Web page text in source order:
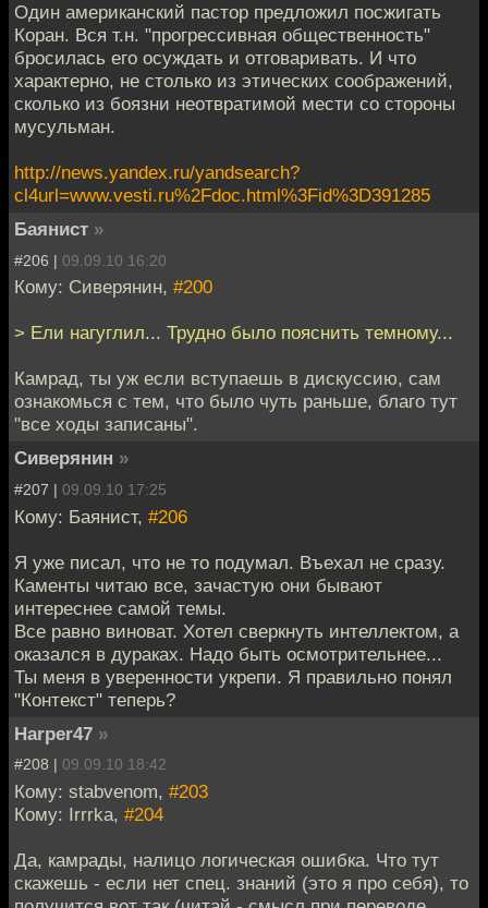
Один американский пастор предложил посжигать
Коран. Вся т.н. "прогрессивная общественность"
бросилась его осуждать и отговаривать. И что
характерно, не столько из этических соображений,
сколько из боязни неотвратимой мести со стороны
мусульман.
http://news.yandex.ru/yandsearch?
cl4url=www.vesti.ru%2Fdoc.html%3Fid%3D391285
Баянист »
#206 | 09.09.10 16:20
Кому: Сиверянин, #200
> Ели нагуглил... Трудно было пояснить темному...
Камрад, ты уж если вступаешь в дискуссию, сам
ознакомься с тем, что было чуть раньше, благо тут
"все ходы записаны".
Сиверянин »
#207 | 09.09.10 17:25
Кому: Баянист, #206
Я уже писал, что не то подумал. Въехал не сразу.
Каменты читаю все, зачастую они бывают
интереснее самой темы.
Все равно виноват. Хотел сверкнуть интеллектом, а
оказался в дураках. Надо быть осмотрительнее...
Ты меня в уверенности укрепи. Я правильно понял
"Контекст" теперь?
Harper47 »
#208 | 09.09.10 18:42
Кому: stabvenom, #203
Кому: Irrrka, #204
Да, камрады, налицо логическая ошибка. Что тут
скажешь - если нет спец. знаний (это я про себя), то